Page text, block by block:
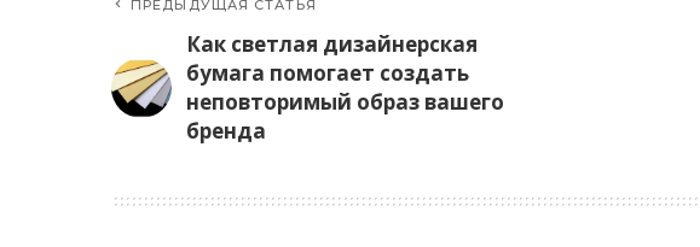
ПРЕДЫДУЩАЯ СТАТЬЯ
Как светлая дизайнерская
бумага помогает создать
неповторимый образ вашего
бренда